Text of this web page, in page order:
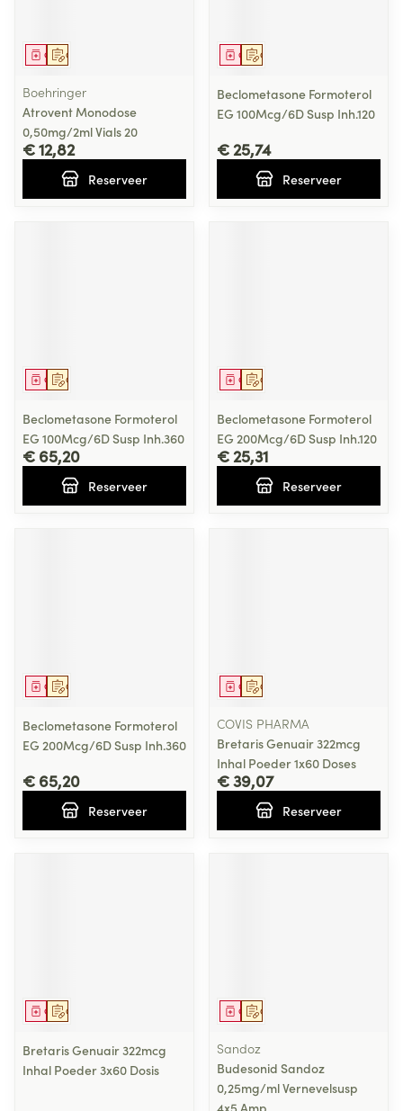
Op voorschrift
Geneesmiddel
Boehringer
Atrovent Monodose
0,50mg/2ml Vials 20
€ 12,82
Reserveer
Op voorschrift
Geneesmiddel
Beclometasone Formoterol
EG 100Mcg/6D Susp Inh.120
€ 25,74
Reserveer
Op voorschrift
Geneesmiddel
Beclometasone Formoterol
EG 100Mcg/6D Susp Inh.360
€ 65,20
Reserveer
Op voorschrift
Geneesmiddel
Beclometasone Formoterol
EG 200Mcg/6D Susp Inh.120
€ 25,31
Reserveer
Op voorschrift
Geneesmiddel
Beclometasone Formoterol
EG 200Mcg/6D Susp Inh.360
€ 65,20
Reserveer
Op voorschrift
Geneesmiddel
COVIS PHARMA
Bretaris Genuair 322mcg
Inhal Poeder 1x60 Doses
€ 39,07
Reserveer
Op voorschrift
Geneesmiddel
Bretaris Genuair 322mcg
Inhal Poeder 3x60 Dosis
Op voorschrift
Geneesmiddel
Sandoz
Budesonid Sandoz
0,25mg/ml Vernevelsusp
4x5 Amp